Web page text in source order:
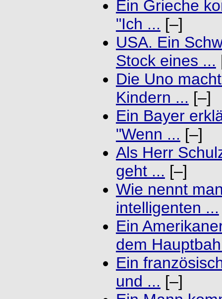
Ein Grieche
"Ich ... [–]
USA. Ein
Stock eines ...
Die Uno
Kindern ... [–]
Ein Bayer
"Wenn ... [–]
Als Herr
geht ... [–]
Wie nennt
intelligenten ...
Ein
dem
Ein
und ... [–]